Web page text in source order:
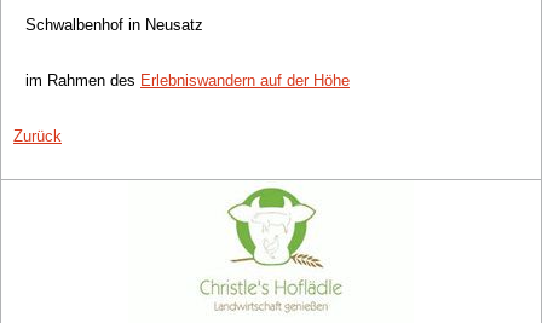
Schwalbenhof in Neusatz
im Rahmen des Erlebniswandern auf der Höhe
Zurück